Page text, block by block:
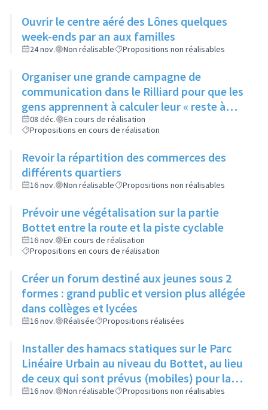
Ouvrir le centre aéré des Lônes quelques
week-ends par an aux familles
24 nov. Non réalisable Propositions non réalisables
Organiser une grande campagne de
communication dans le Rilliard pour que les
gens apprennent à calculer leur « reste à
vivre »
08 déc.
En cours de réalisation
Propositions en cours de réalisation
Revoir la répartition des commerces des
différents quartiers
16 nov. Non réalisable Propositions non réalisables
Prévoir une végétalisation sur la partie
Bottet entre la route et la piste cyclable
16 nov.
En cours de réalisation
Propositions en cours de réalisation
Créer un forum destiné aux jeunes sous 2
formes : grand public et version plus allégée
dans collèges et lycées
16 nov. Réalisée Propositions réalisées
Installer des hamacs statiques sur le Parc
Linéaire Urbain au niveau du Bottet, au lieu
de ceux qui sont prévus (mobiles) pour la
limiter la dangerosité
16 nov. Non réalisable Propositions non réalisables